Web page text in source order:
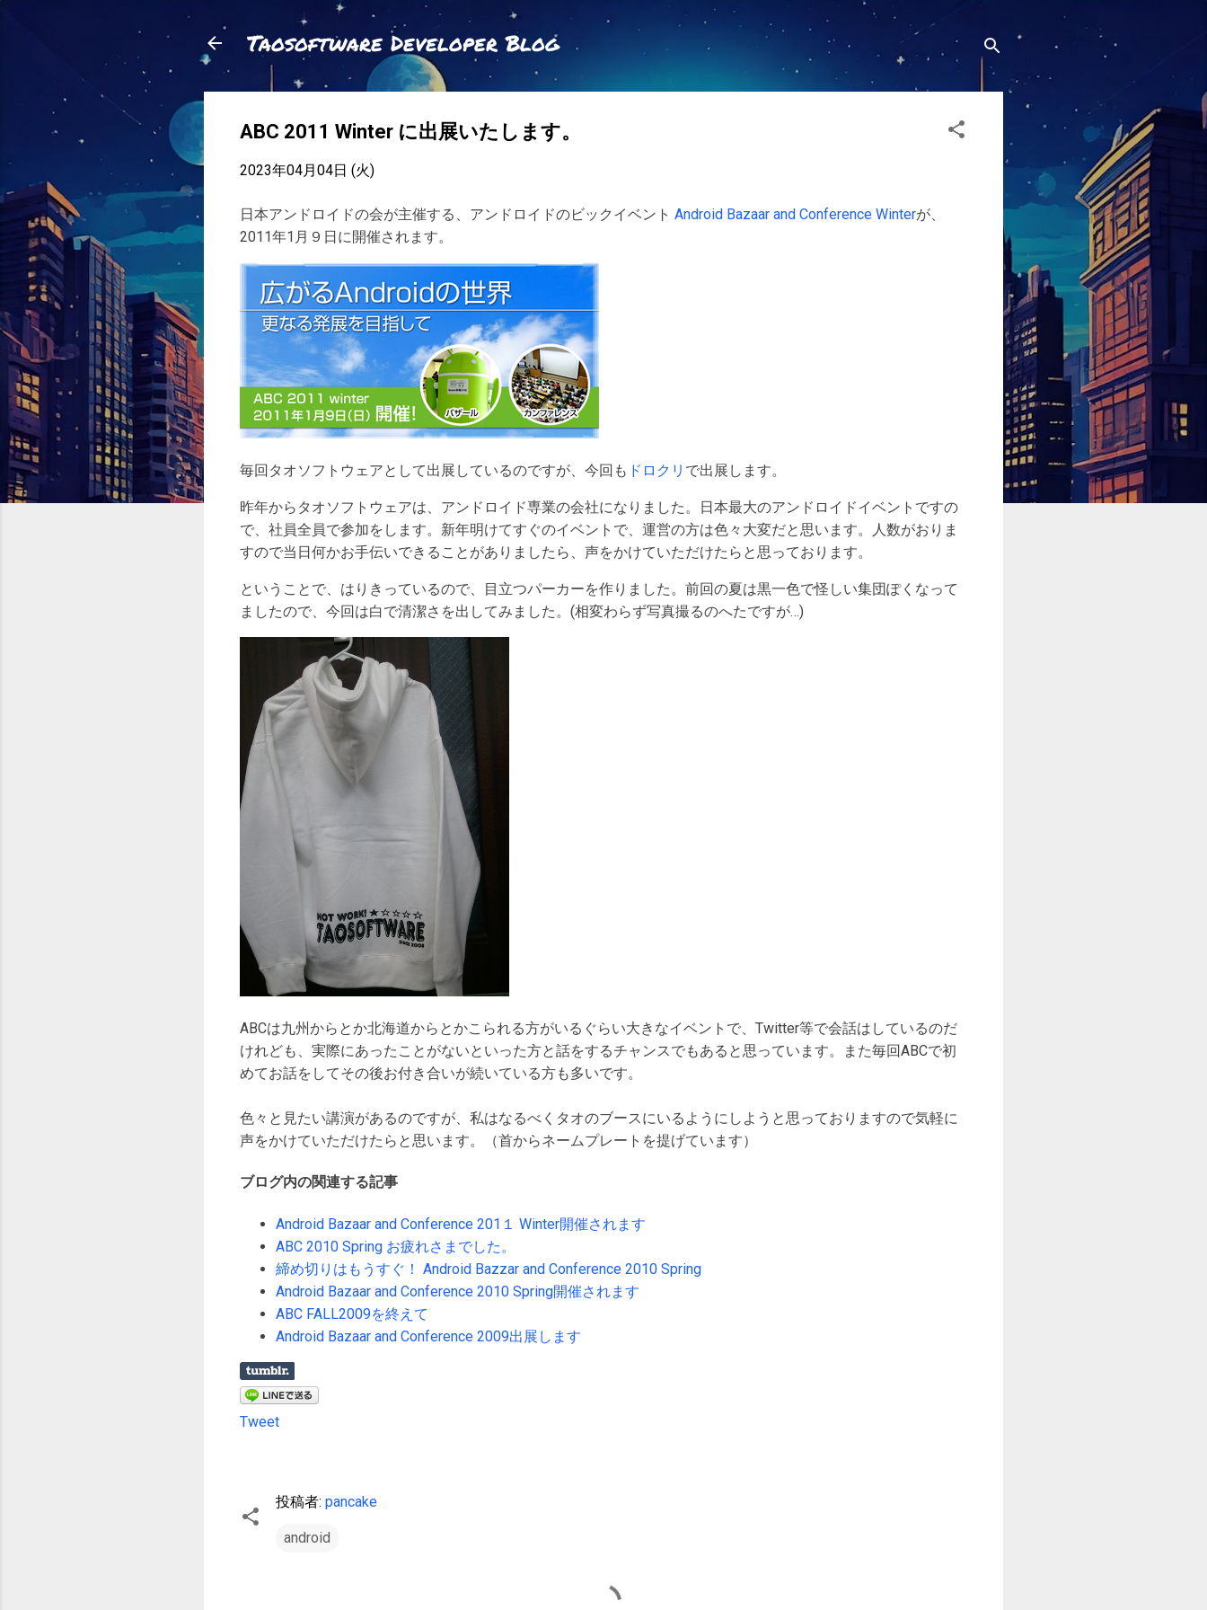
スキップしてメイン コンテンツに移動
Taosoftware Developer Blog
ABC 2011 Winter に出展いたします。
2023年04月04日 (火)
日本アンドロイドの会が主催する、アンドロイドのビックイベント Android Bazaar and Conference Winterが、
2011年1月９日に開催されます。
毎回タオソフトウェアとして出展しているのですが、今回も ドロクリ で出展します。
昨年からタオソフトウェアは、アンドロイド専業の会社になりました。日本最大のアンドロイドイベントですの
で、社員全員で参加をします。新年明けてすぐのイベントで、運営の方は色々大変だと思います。人数がおりま
すので当日何かお手伝いできることがありましたら、声をかけていただけたらと思っております。
ということで、はりきっているので、目立つパーカーを作りました。前回の夏は黒一色で怪しい集団ぽくなって
ましたので、今回は白で清潔さを出してみました。(相変わらず写真撮るのへたですが…)
ABCは九州からとか北海道からとかこられる方がいるぐらい大きなイベントで、Twitter等で会話はしているのだ
けれども、実際にあったことがないといった方と話をするチャンスでもあると思っています。また毎回ABCで初
めてお話をしてその後お付き合いが続いている方も多いです。
色々と見たい講演があるのですが、私はなるべくタオのブースにいるようにしようと思っておりますので気軽に
声をかけていただけたらと思います。（首からネームプレートを提げています）
ブログ内の関連する記事
Android Bazaar and Conference 201１ Winter開催されます
ABC 2010 Spring お疲れさまでした。
締め切りはもうすぐ！ Android Bazzar and Conference 2010 Spring
Android Bazaar and Conference 2010 Spring開催されます
ABC FALL2009を終えて
Android Bazaar and Conference 2009出展します
Tweet
投稿者: pancake
android